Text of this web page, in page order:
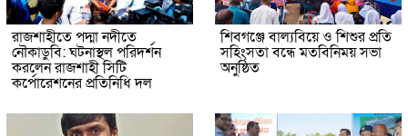
রাজশাহীতে পদ্মা নদীতে
নৌকাডুবি: ঘটনাস্থল পরিদর্শন
করলেন রাজশাহী সিটি
কর্পোরেশনের প্রতিনিধি দল
শিবগঞ্জে বাল্যবিয়ে ও শিশুর প্রতি
সহিংসতা বন্ধে মতবিনিময় সভা
অনুষ্ঠিত